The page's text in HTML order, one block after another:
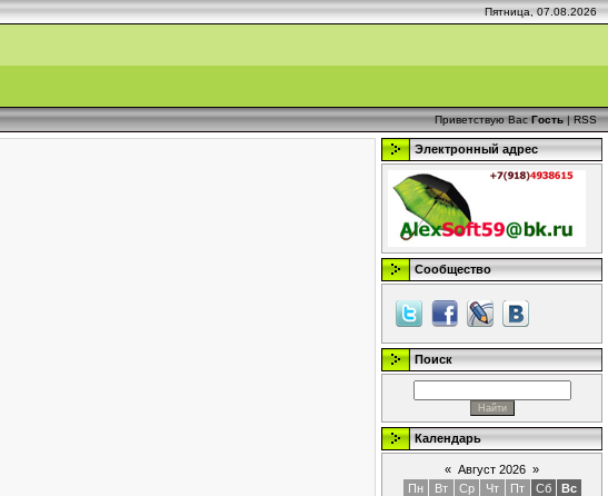
Пятница, 07.08.2026
Приветствую Вас Гость|RSS
Электронный адрес
Сообщество
Поиск
Календарь
« Август 2026 »
Пн
Вт Ср Чт Пт Сб
Вс